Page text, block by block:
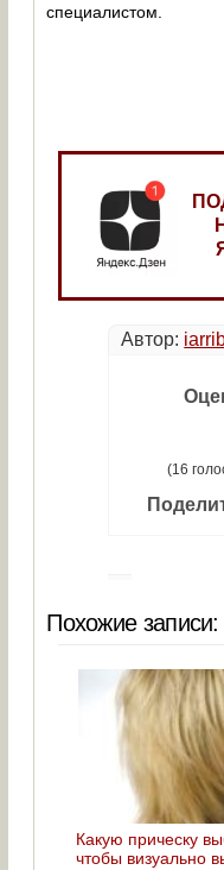
специалистом.
Автор:
(16
Похожие записи:
Какую прическу
чтобы визуально